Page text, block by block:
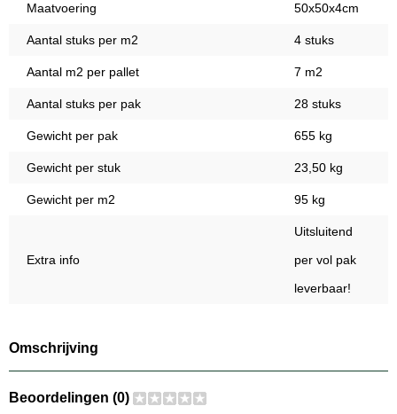
Maatvoering 50x50x4cm
Aantal stuks per m2 4 stuks
Aantal m2 per pallet 7 m2
Aantal stuks per pak 28 stuks
Gewicht per pak 655 kg
Gewicht per stuk 23,50 kg
Gewicht per m2 95 kg
Extra info
Uitsluitend
per vol pak
leverbaar!
Omschrijving
Beoordelingen (0)